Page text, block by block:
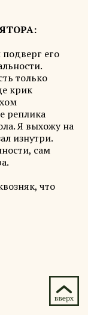
его
только
крик
реплика
Я выхожу на
изнутри.
сам
что